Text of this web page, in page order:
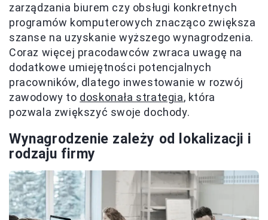
zarządzania biurem czy obsługi konkretnych
programów komputerowych znacząco zwiększa
szanse na uzyskanie wyższego wynagrodzenia.
Coraz więcej pracodawców zwraca uwagę na
dodatkowe umiejętności potencjalnych
pracowników, dlatego inwestowanie w rozwój
zawodowy to doskonała strategia, która
pozwala zwiększyć swoje dochody.
Wynagrodzenie zależy od lokalizacji i
rodzaju firmy